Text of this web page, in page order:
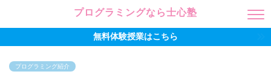
プログラミングなら士心塾
無料体験授業はこちら
プログラミング紹介